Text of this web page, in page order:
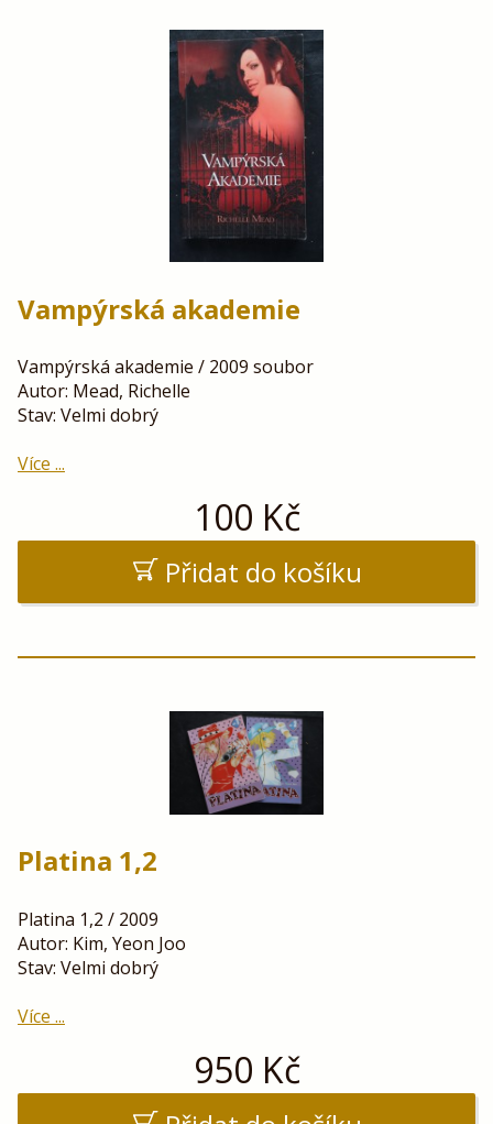
Vampýrská akademie
Vampýrská akademie / 2009 soubor
Autor: Mead, Richelle
Stav: Velmi dobrý
Více ...
100 Kč
Přidat do košíku
Platina 1,2
Platina 1,2 / 2009
Autor: Kim, Yeon Joo
Stav: Velmi dobrý
Více ...
950 Kč